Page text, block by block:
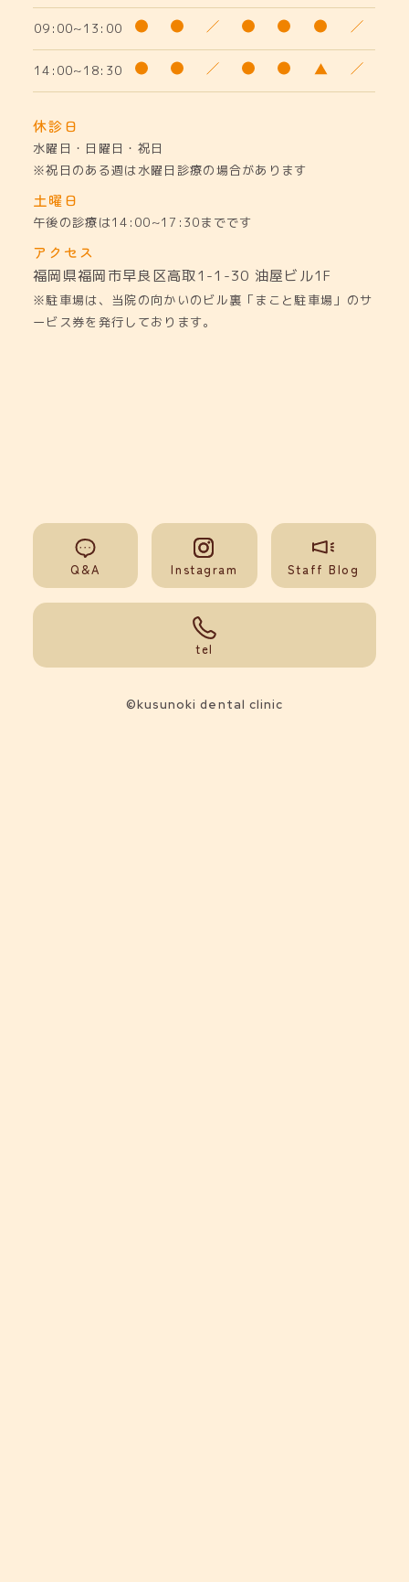
09:00~13:00
14:00~18:30
休診日
水曜日・日曜日・祝日
※祝日のある週は水曜日診療の場合があります
土曜日
午後の診療は14:00~17:30までです
アクセス
福岡県福岡市早良区高取1-1-30 油屋ビル1F
※駐車場は、当院の向かいのビル裏「まこと駐車場」のサ
ービス券を発行しております。
Q&A Instagram Staff Blog
tel
©kusunoki dental clinic